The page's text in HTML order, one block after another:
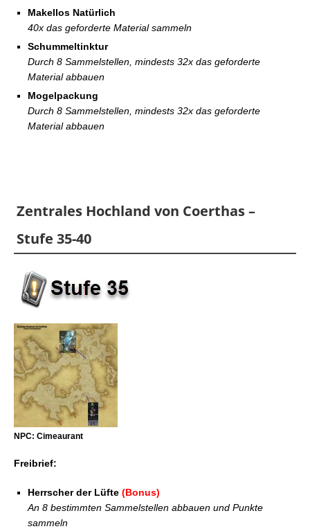
Makellos Natürlich
40x das geforderte Material sammeln
Schummeltinktur
Durch 8 Sammelstellen, mindests 32x das geforderte
Material abbauen
Mogelpackung
Durch 8 Sammelstellen, mindests 32x das geforderte
Material abbauen
Zentrales Hochland von Coerthas –
Stufe 35-40
NPC: Cimeaurant
Freibrief:
Herrscher der Lüfte (Bonus)
An 8 bestimmten Sammelstellen abbauen und Punkte
sammeln